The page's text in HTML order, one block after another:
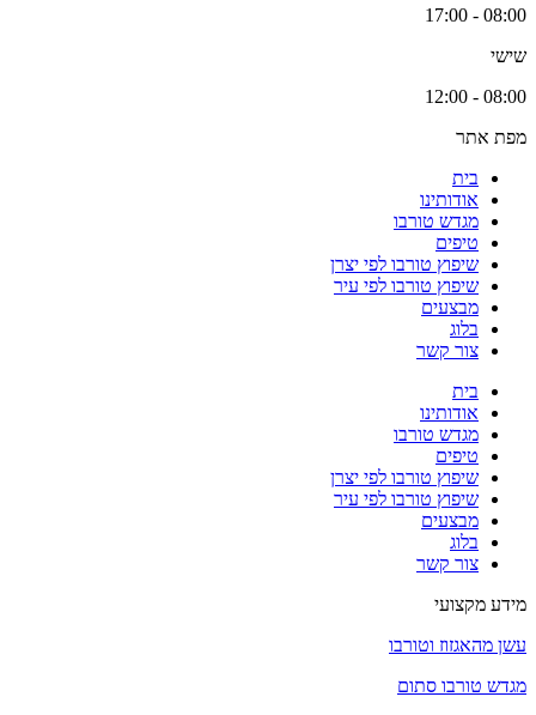
08:00 - 17:00
שישי
08:00 - 12:00
מפת אתר
בית
אודותינו
מגדש טורבו
טיפים
שיפוץ טורבו לפי יצרן
שיפוץ טורבו לפי עיר
מבצעים
בלוג
צור קשר
בית
אודותינו
מגדש טורבו
טיפים
שיפוץ טורבו לפי יצרן
שיפוץ טורבו לפי עיר
מבצעים
בלוג
צור קשר
מידע מקצועי
עשן מהאגזוז וטורבו
מגדש טורבו סתום